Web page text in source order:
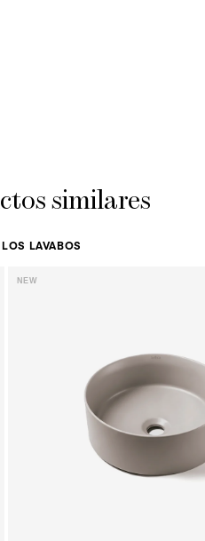
similares
LAVABOS
NEW